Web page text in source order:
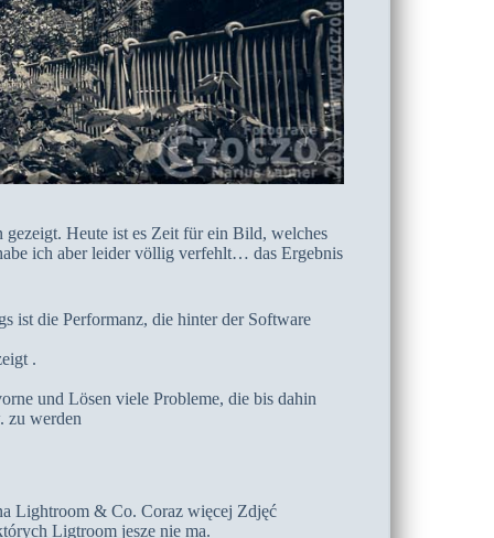
Heute ist es Zeit für ein Bild, welches
ich aber leider völlig verfehlt… das Ergebnis
ist die Performanz, die hinter der Software
.
und Lösen viele Probleme, die bis dahin
zu werden
Lightroom & Co. Coraz więcej Zdjęć
Ligtroom jesze nie ma.